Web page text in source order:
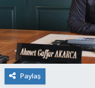
Paylaş